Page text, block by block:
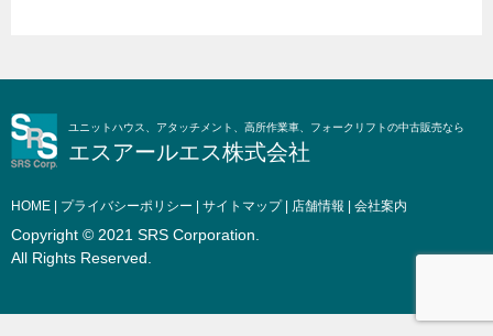
ユニットハウス、アタッチメント、高所作業車、フォークリフトの中古販売なら
エスアールエス株式会社
HOME プライバシーポリシー サイトマップ| 店舗情報 会社案内
Copyright © 2021 SRS Corporation.
All Rights Reserved.